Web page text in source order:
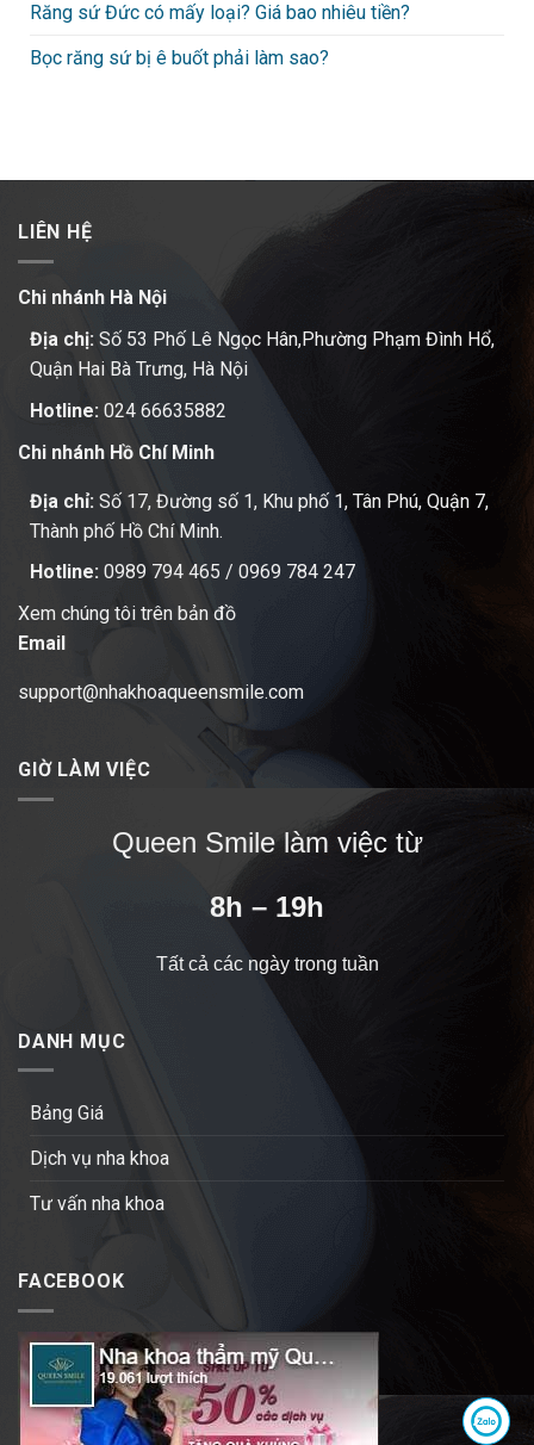
Răng sứ Đức có mấy loại? Giá bao nhiêu tiền?
Bọc răng sứ bị ê buốt phải làm sao?
LIÊN HỆ
Chi nhánh Hà Nội
Địa chị: Số 53 Phố Lê Ngọc Hân,Phường Phạm Đình Hổ,
Quận Hai Bà Trưng, Hà Nội
Hotline: 024 66635882
Chi nhánh Hồ Chí Minh
Địa chỉ: Số 17, Đường số 1, Khu phố 1, Tân Phú, Quận 7,
Thành phố Hồ Chí Minh.
Hotline: 0989 794 465 / 0969 784 247
Xem chúng tôi trên bản đồ
Email
support@nhakhoaqueensmile.com
GIỜ LÀM VIỆC
Queen Smile làm việc từ
8h – 19h
Tất cả các ngày trong tuần
DANH MỤC
Bảng Giá
Dịch vụ nha khoa
Tư vấn nha khoa
FACEBOOK